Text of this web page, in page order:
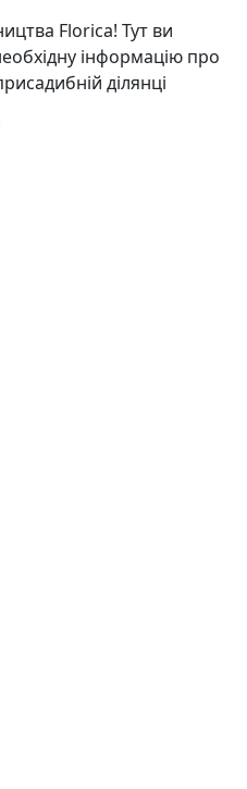
Florica! Тут ви
інформацію про
ділянці